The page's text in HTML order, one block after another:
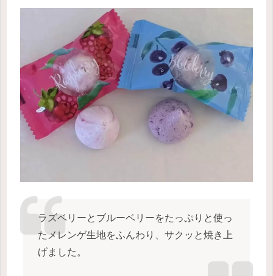
ラズベリーとブルーベリーをたっぷりと使っ
たメレンゲ生地をふんわり、サクッと焼き上
げました。